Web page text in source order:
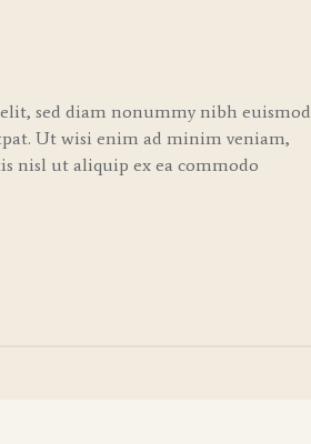
sed diam nonummy nibh euismod
Ut wisi enim ad minim veniam,
nisl ut aliquip ex ea commodo